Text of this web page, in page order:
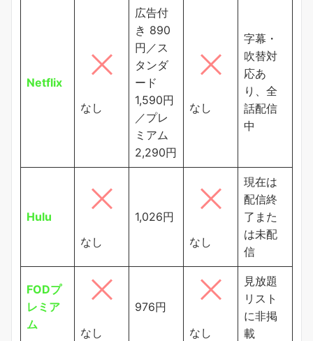
Netflix
なし
広告付
き 890
円／ス
タンダ
ード
1,590円
／プレ
ミアム
2,290円
なし
字幕・
吹替対
応あ
り、全
話配信
中
Hulu
なし
1,026円
なし
現在は
配信終
了また
は未配
信
FODプ
レミア
ム
なし
976円
なし
見放題
リスト
に非掲
載